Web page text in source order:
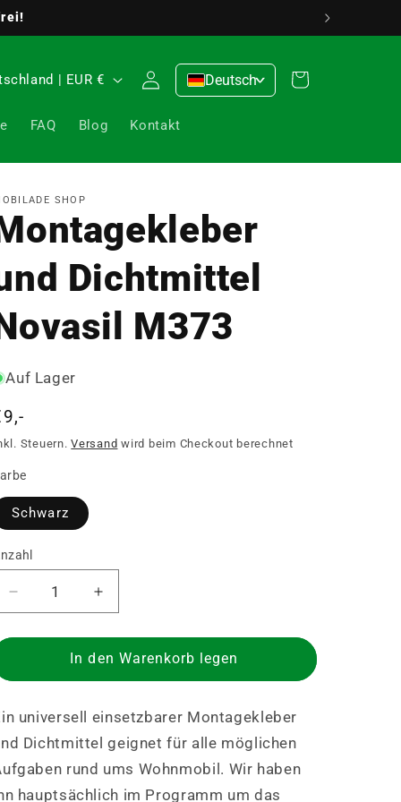
0176
FAQ Blog Kontakt
Deutschland | EUR € Einloggen Deutsch>Warenkorb
SHOP
Dichtmittel
M373
Auf Lager
Steuern.Versand wird beim Checkout berechnet
Schwarz
Verringere
die
Menge
Montagekleber
Dichtmittel
Novasil
Erhöhe
die
Menge
für
Montagekleber
Dichtmittel
Novasil
M373
In den Warenkorb legen
universell einsetzbarer Montagekleber
Dichtmittel geignet für alle möglichen
rund ums Wohnmobil. Wir haben
hauptsächlich im Programm um das